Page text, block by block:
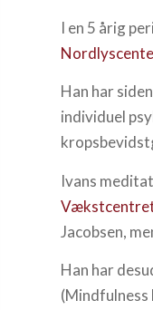
I en 5 årig
Han har
individuel
Ivans
Jacobsen,
Han har